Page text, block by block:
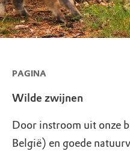
PAGINA
Wilde zwijnen
Door instroom uit onze
België) en goede